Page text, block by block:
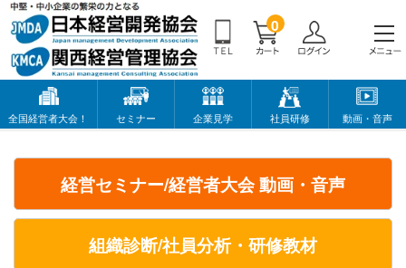
0
全国経営者大会！ セミナー 企業見学 社員研修 動画・音声
経営セミナー/経営者大会 動画・音声
組織診断/社員分析・研修教材